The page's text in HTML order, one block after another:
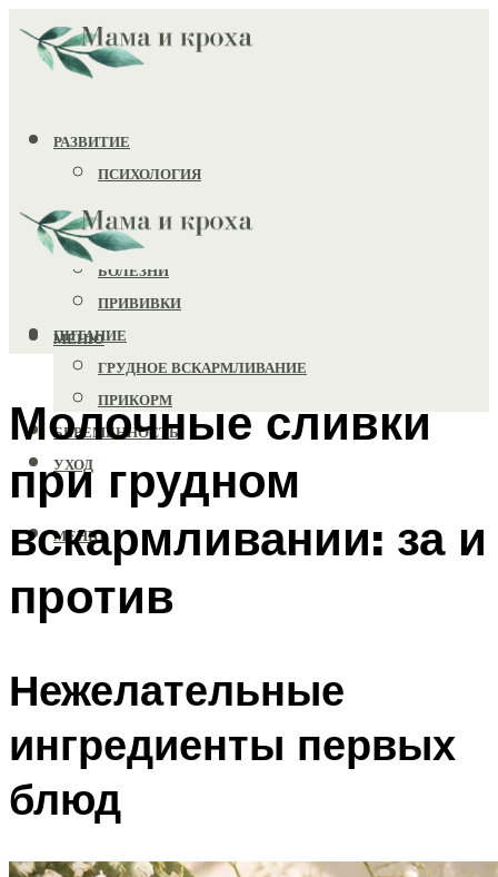
РАЗВИТИЕ
ПСИХОЛОГИЯ
ИГРУШКИ
ЗДОРОВЬЕ
БОЛЕЗНИ
ПРИВИВКИ
ПИТАНИЕ
ГРУДНОЕ ВСКАРМЛИВАНИЕ
ПРИКОРМ
БЕРЕМЕННОСТЬ
УХОД
МЕНЮ
МЕНЮ
Молочные сливки
при грудном
вскармливании: за и
против
Нежелательные
ингредиенты первых
блюд